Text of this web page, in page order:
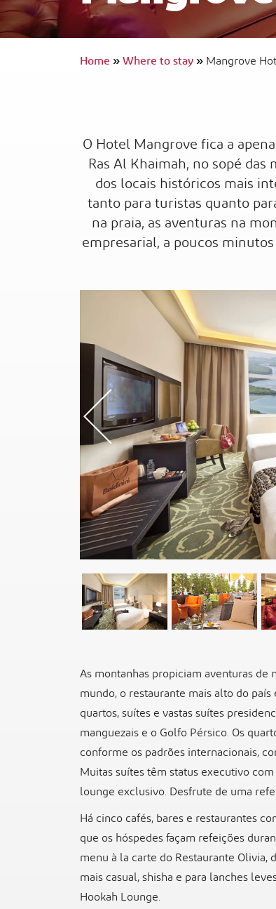
InterContinental Ras Al
Home»Where to stay»Mangrove
O Hotel Mangrove fica a
Ras Al Khaimah, no sopé
dos locais históricos mais
tanto para turistas quanto
na praia, as aventuras na
empresarial, a poucos
As montanhas propiciam aventuras
mundo, o restaurante mais alto do
quartos, suítes e vastas suítes
manguezais e o Golfo Pérsico. Os
conforme os padrões internacionais,
Muitas suítes têm status executivo
lounge exclusivo. Desfrute de uma
Há cinco cafés, bares e restaurantes
que os hóspedes façam refeições
menu à la carte do Restaurante
mais casual, shisha e para lanches
Hookah Lounge.